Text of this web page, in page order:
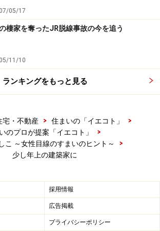
にしてもらう、という考え方もあるだ
良さはあるだろうと思うけれど、ワタ
少し前を歩く世代の提案に納得感を得
願いした建築家のKさんは、ひとまわ
グのそこここに、ワタシたちの「これ
イメージを含んでくれているように思
えば、緩やかな階段や手すりであった
ペースであったり。それらに本当に馴
数年後なのかもしれないけれど……。
05/17
棲家を奪ったJR脱線事故の今を追う
11/10
ランキングをもっと見る
宅・不動産 > 住まいの「イエコト」
>
のプロが提案「イエコト」
>
こ ～女性目線のすまいのヒント～
>
少し年上の建築家に
採用情報
広告掲載
プライバシーポリシー